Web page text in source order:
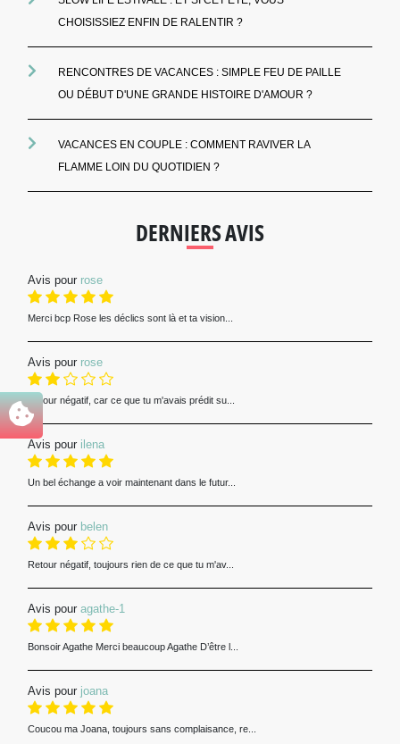
CHOISISSIEZ ENFIN DE RALENTIR ?
RENCONTRES DE VACANCES : SIMPLE FEU DE PAILLE
OU DÉBUT D'UNE GRANDE HISTOIRE D'AMOUR ?
VACANCES EN COUPLE : COMMENT RAVIVER LA
FLAMME LOIN DU QUOTIDIEN ?
DERNIERS AVIS
Avis pour rose
Merci bcp Rose les déclics sont là et ta vision...
Avis pour rose
Retour négatif, car ce que tu m'avais prédit su...
Avis pour ilena
Un bel échange a voir maintenant dans le futur...
Avis pour belen
Retour négatif, toujours rien de ce que tu m'av...
Avis pour agathe-1
Bonsoir Agathe Merci beaucoup Agathe D’être l...
Avis pour joana
Coucou ma Joana, toujours sans complaisance, re...